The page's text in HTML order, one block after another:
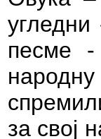
песме -
за свој